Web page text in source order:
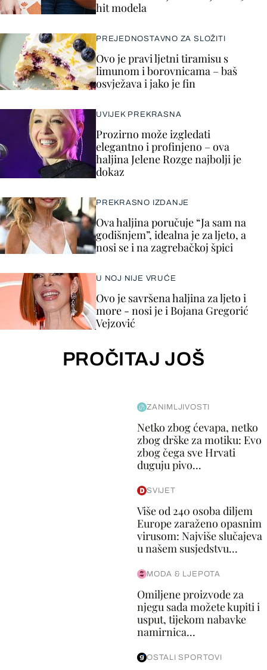
hit modela
PREJEDNOSTAVNO ZA SLOŽITI
Ovo je pravi ljetni tiramisu s
limunom i borovnicama – baš
osvježava i jako je fin
UVIJEK PREKRASNA
Prozirno može izgledati
elegantno i profinjeno – ova
haljina Jelene Rozge najbolji je
dokaz
PREKRASNO IZDANJE
Ova haljina poručuje “Ja sam na
godišnjem”, idealna je za ljeto, a
nosi se i na zagrebačkoj špici
U NOJ NIJE VRUĆE
Ovo je savršena haljina za ljeto i
more - nosi je i Bojana Gregorić
Vejzović
PROČITAJ JOŠ
ZANIMLJIVOSTI
Netko zbog ćevapa, netko
zbog drške za motiku: Evo
zbog čega sve Hrvati
duguju pivo...
SVIJET
Više od 240 osoba diljem
Europe zaraženo opasnim
virusom: Najviše slučajeva
u našem susjedstvu...
MODA & LJEPOTA
Omiljene proizvode za
njegu sada možete kupiti i
usput, tijekom nabavke
namirnica...
OSTALI SPORTOVI